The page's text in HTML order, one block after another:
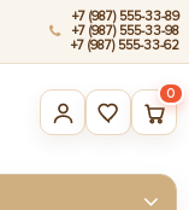
+7 (987) 555-33-89
+7 (987) 555-33-98
+7 (987) 555-33-62
0